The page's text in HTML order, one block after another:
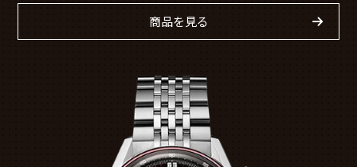
商品を見る